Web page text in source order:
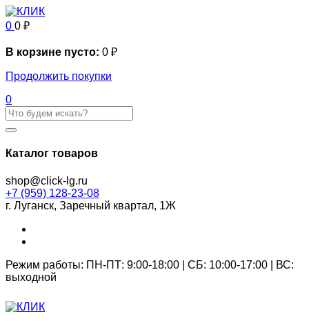
0 0 ₽
В корзине пусто: 0 ₽
Продолжить покупки
0
Каталог товаров
shop@click-lg.ru
+7 (959) 128-23-08
г. Луганск, Заречный квартал, 1Ж
Режим работы: ПН-ПТ: 9:00-18:00 | СБ: 10:00-17:00 | ВС:
выходной